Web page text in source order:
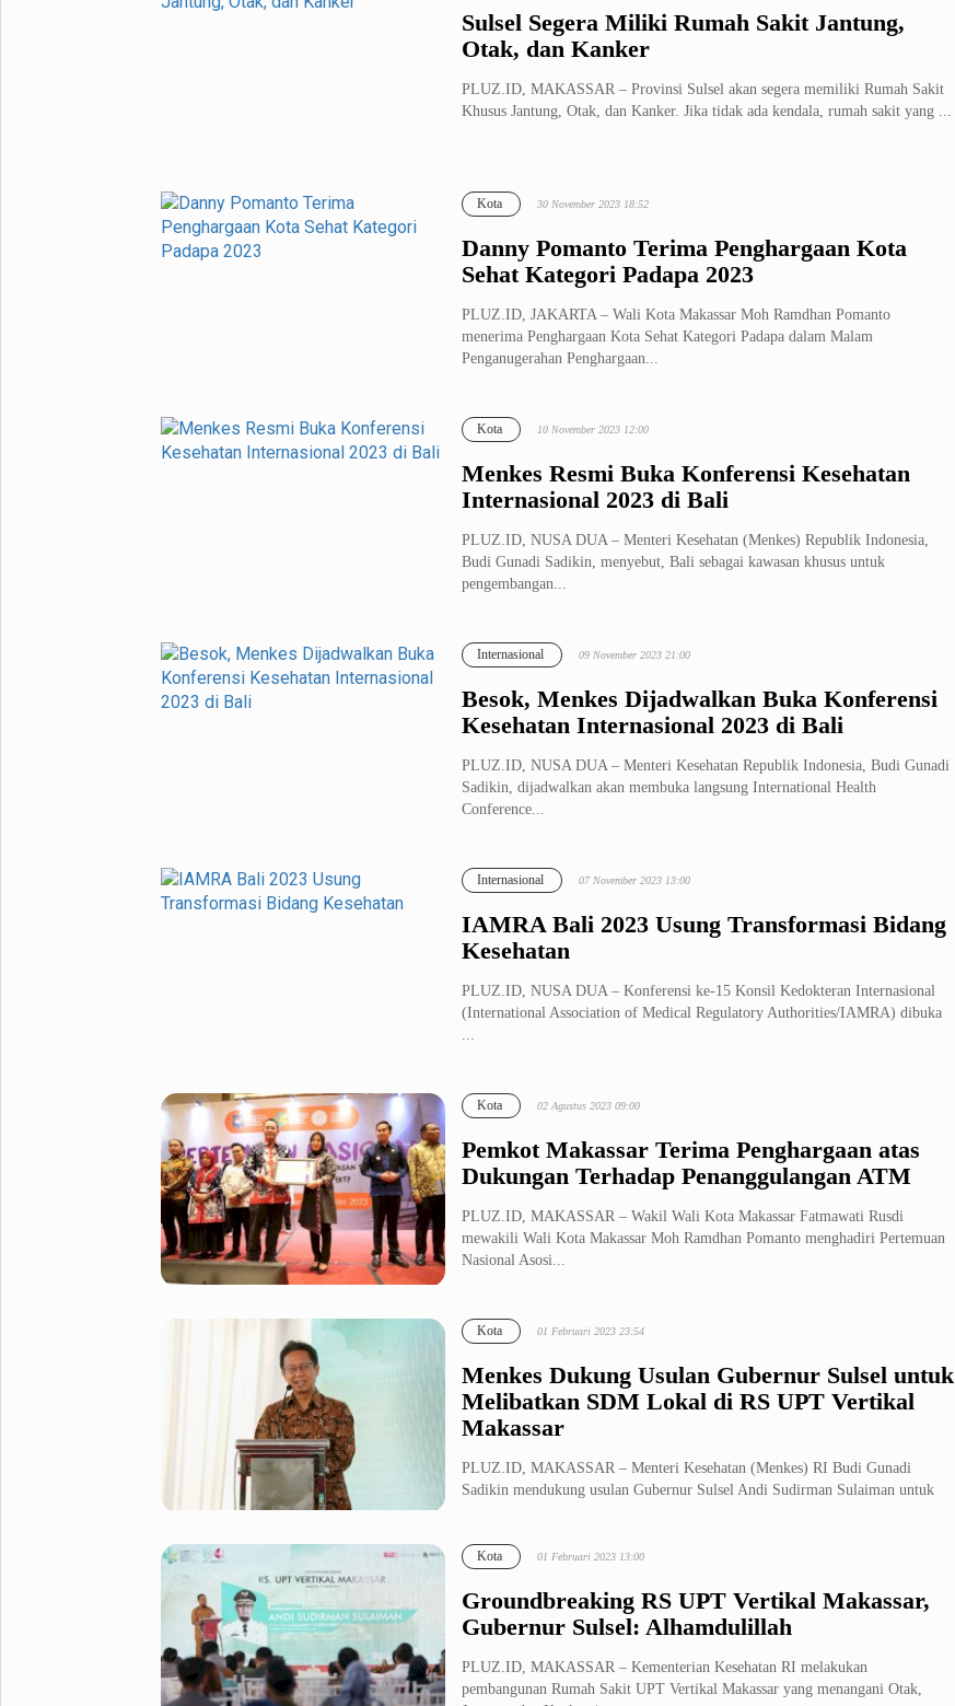
Sulsel Segera Miliki Rumah Sakit Jantung,
Otak, dan Kanker
PLUZ.ID, MAKASSAR – Provinsi Sulsel akan segera memiliki Rumah Sakit
Khusus Jantung, Otak, dan Kanker. Jika tidak ada kendala, rumah sakit yang ...
Danny Pomanto Terima Penghargaan Kota
Sehat Kategori Padapa 2023
Kota 30 November 2023 18:52
PLUZ.ID, JAKARTA – Wali Kota Makassar Moh Ramdhan Pomanto
menerima Penghargaan Kota Sehat Kategori Padapa dalam Malam
Penganugerahan Penghargaan...
Menkes Resmi Buka Konferensi Kesehatan
Internasional 2023 di Bali
Kota 10 November 2023 12:00
PLUZ.ID, NUSA DUA – Menteri Kesehatan (Menkes) Republik Indonesia,
Budi Gunadi Sadikin, menyebut, Bali sebagai kawasan khusus untuk
pengembangan...
Besok, Menkes Dijadwalkan Buka Konferensi
Kesehatan Internasional 2023 di Bali
Internasional 09 November 2023 21:00
PLUZ.ID, NUSA DUA – Menteri Kesehatan Republik Indonesia, Budi Gunadi
Sadikin, dijadwalkan akan membuka langsung International Health
Conference...
IAMRA Bali 2023 Usung Transformasi Bidang
Kesehatan
Internasional 07 November 2023 13:00
PLUZ.ID, NUSA DUA – Konferensi ke-15 Konsil Kedokteran Internasional
(International Association of Medical Regulatory Authorities/IAMRA) dibuka
...
Pemkot Makassar Terima Penghargaan atas
Dukungan Terhadap Penanggulangan ATM
Kota 02 Agustus 2023 09:00
PLUZ.ID, MAKASSAR – Wakil Wali Kota Makassar Fatmawati Rusdi
mewakili Wali Kota Makassar Moh Ramdhan Pomanto menghadiri Pertemuan
Nasional Asosi...
Menkes Dukung Usulan Gubernur Sulsel untuk
Melibatkan SDM Lokal di RS UPT Vertikal
Makassar
Kota 01 Februari 2023 23:54
PLUZ.ID, MAKASSAR – Menteri Kesehatan (Menkes) RI Budi Gunadi
Sadikin mendukung usulan Gubernur Sulsel Andi Sudirman Sulaiman untuk
Groundbreaking RS UPT Vertikal Makassar,
Gubernur Sulsel: Alhamdulillah
Kota 01 Februari 2023 13:00
PLUZ.ID, MAKASSAR – Kementerian Kesehatan RI melakukan
pembangunan Rumah Sakit UPT Vertikal Makassar yang menangani Otak,